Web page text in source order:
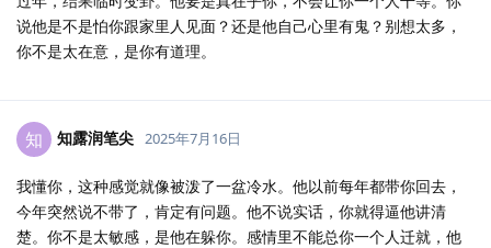
说他是不是怕你跟家里人见面？还是他自己心里有鬼？别想太多，
你不是太在意，是你有道理。
知 知露润笔尖 2025年7月16日
我懂你，这种感觉就像被泼了一盆冷水。他以前每年都带你回去，
今年突然说不带了，肯定有问题。他不说实话，你就得逼他讲清
楚。你不是太敏感，是他在躲你。感情里不能总你一个人迁就，他